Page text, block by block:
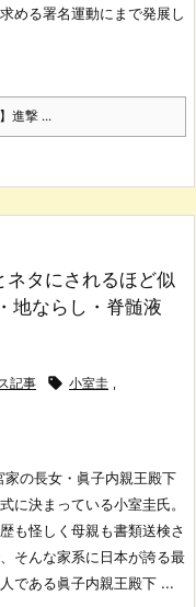
める署名運動にまで発展し
進撃 ...
ネタにされるほど似
地ならし・脊髄液
記事  小室圭 ,
の長女・眞子内親王殿下
に決まっている小室圭氏。
も怪しく母親も書類送検さ
そんな家系に日本が誇る最
である眞子内親王殿下 ...